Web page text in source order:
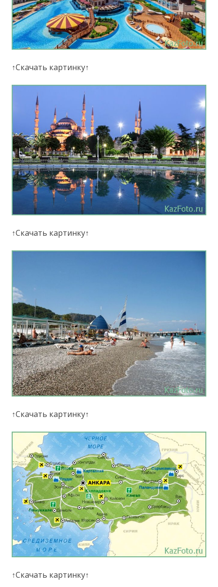
↑Скачать картинку↑
↑Скачать картинку↑
↑Скачать картинку↑
↑Скачать картинку↑